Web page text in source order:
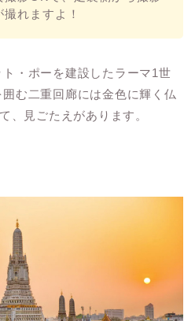
れますよ！
・ポーを建設したラーマ1世
む二重回廊には金色に輝く仏
、見ごたえがあります。